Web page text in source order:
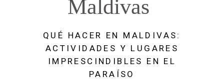
Maldivas
QUÉ HACER EN MALDIVAS:
ACTIVIDADES Y LUGARES
IMPRESCINDIBLES EN EL
PARAÍSO